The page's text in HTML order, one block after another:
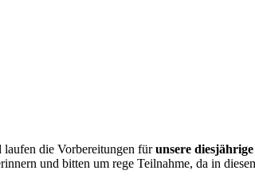
laufen die Vorbereitungen fürunsere
und bitten um rege Teilnahme, da in